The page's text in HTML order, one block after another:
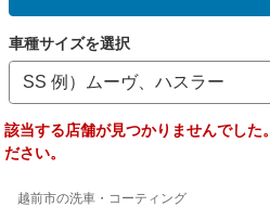
車種サイズを選択
該当する店舗が見つかりませんでした
ださい。
越前市の洗車・コーティング